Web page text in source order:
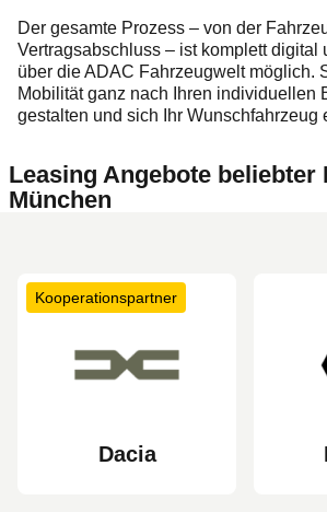
Der gesamte Prozess – von der
Vertragsabschluss – ist komplett digital
über die ADAC Fahrzeugwelt möglich.
Mobilität ganz nach Ihren individuellen
gestalten und sich Ihr Wunschfahrzeug
Leasing Angebote beliebter
München
Dacia
Kooperationspartner